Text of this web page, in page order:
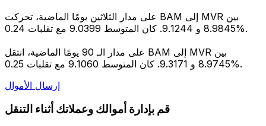
على مدار الثلاثين يومًا الماضية، تحركت BAM إلى MVR بين
8.9845 و 9.1244. كان المتوسط 9.0399 مع تقلبات 0.24%.
على مدار الـ 90 يومًا الماضية، انتقل BAM إلى MVR بين
8.9745 و 9.3171. كان المتوسط 9.1060 مع تقلبات 0.25%.
إرسال الأموال
قم بإدارة أموالك وعملاتك أثناء التنقل